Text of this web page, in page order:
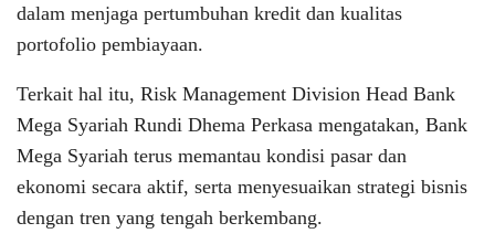
dalam menjaga pertumbuhan kredit dan kualitas
portofolio pembiayaan.
Terkait hal itu, Risk Management Division Head Bank
Mega Syariah Rundi Dhema Perkasa mengatakan, Bank
Mega Syariah terus memantau kondisi pasar dan
ekonomi secara aktif, serta menyesuaikan strategi bisnis
dengan tren yang tengah berkembang.